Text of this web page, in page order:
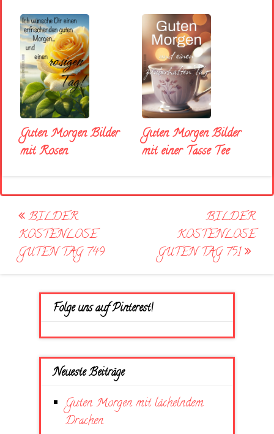
Guten Morgen Bilder
mit Rosen
Guten Morgen Bilder
mit einer Tasse Tee
Post
navigation
BILDER
KOSTENLOSE
GUTEN TAG 749
BILDER
KOSTENLOSE
GUTEN TAG 751
Folge uns auf Pinterest!
Neueste Beiträge
Guten Morgen mit lächelndem
Drachen